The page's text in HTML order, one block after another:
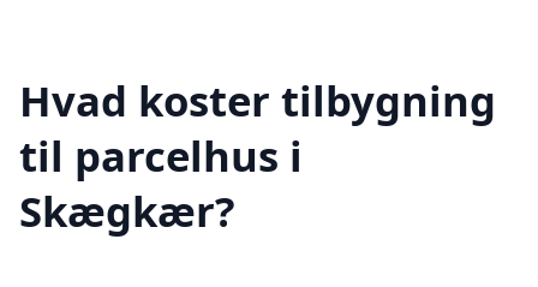
Hvad koster tilbygning
til parcelhus i
Skægkær?